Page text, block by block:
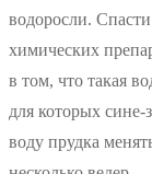
водоросли.
химических
в том, что такая
для которых
воду прудка